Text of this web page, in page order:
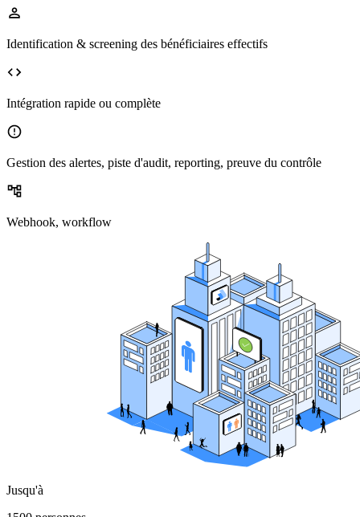
Identification & screening des bénéficiaires effectifs
Intégration rapide ou complète
Gestion des alertes, piste d'audit, reporting, preuve du contrôle
Webhook, workflow
Jusqu'à